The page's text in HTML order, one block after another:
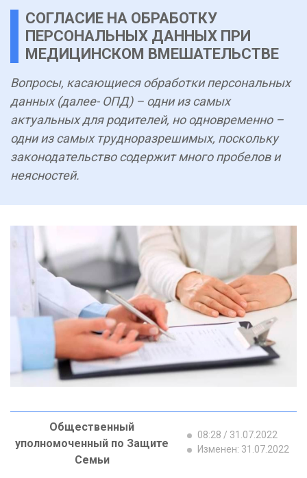
СОГЛАСИЕ НА ОБРАБОТКУ
ПЕРСОНАЛЬНЫХ ДАННЫХ ПРИ
МЕДИЦИНСКОМ ВМЕШАТЕЛЬСТВЕ
Вопросы, касающиеся обработки персональных
данных (далее- ОПД) – одни из самых
актуальных для родителей, но одновременно –
одни из самых трудноразрешимых, поскольку
законодательство содержит много пробелов и
неясностей.
Общественный
уполномоченный по Защите
Семьи
08:28 / 31.07.2022
Изменен: 31.07.2022